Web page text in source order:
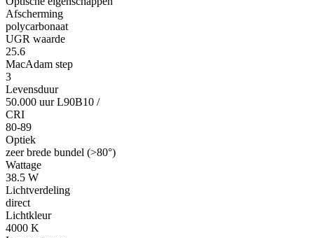
Afscherming
polycarbonaat
UGR waarde
25.6
MacAdam step
3
Levensduur
50.000 uur L90B10 /
CRI
80-89
Optiek
zeer brede bundel (>80°)
Wattage
38.5 W
Lichtverdeling
direct
Lichtkleur
4000 K